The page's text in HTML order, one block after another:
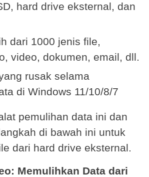
hard drive eksternal, dan
dari 1000 jenis file,
video, dokumen, email, dll.
rusak selama
di Windows 11/10/8/7
pemulihan data ini dan
di bawah ini untuk
dari hard drive eksternal.
Memulihkan Data dari